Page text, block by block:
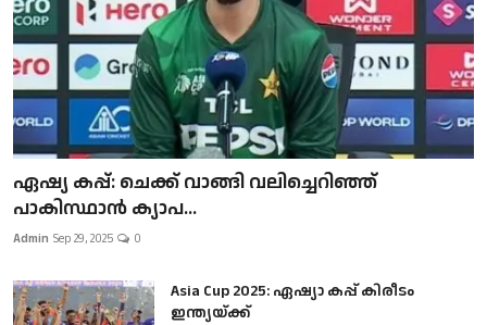
ഏഷ്യ കപ്പ്: ചെക്ക് വാങ്ങി വലിച്ചെറിഞ്ഞ്
പാകിസ്ഥാൻ ക്യാപ...
Admin Sep 29, 2025 0
Asia Cup 2025: ഏഷ്യാ കപ്പ് കിരീടം
ഇന്ത്യയ്ക്ക്